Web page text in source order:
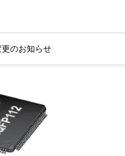
のお知らせ